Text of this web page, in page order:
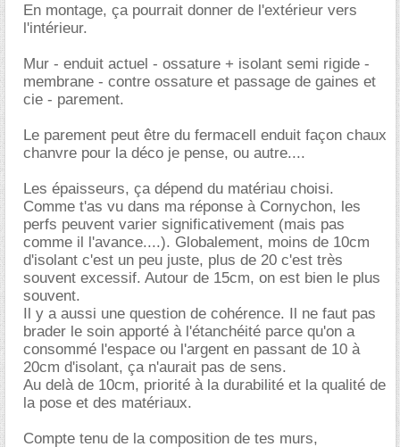
En montage, ça pourrait donner de l'extérieur vers
l'intérieur.
Mur - enduit actuel - ossature + isolant semi rigide -
membrane - contre ossature et passage de gaines et
cie - parement.
Le parement peut être du fermacell enduit façon chaux
chanvre pour la déco je pense, ou autre....
Les épaisseurs, ça dépend du matériau choisi.
Comme t'as vu dans ma réponse à Cornychon, les
perfs peuvent varier significativement (mais pas
comme il l'avance....). Globalement, moins de 10cm
d'isolant c'est un peu juste, plus de 20 c'est très
souvent excessif. Autour de 15cm, on est bien le plus
souvent.
Il y a aussi une question de cohérence. Il ne faut pas
brader le soin apporté à l'étanchéité parce qu'on a
consommé l'espace ou l'argent en passant de 10 à
20cm d'isolant, ça n'aurait pas de sens.
Au delà de 10cm, priorité à la durabilité et la qualité de
la pose et des matériaux.
Compte tenu de la composition de tes murs,